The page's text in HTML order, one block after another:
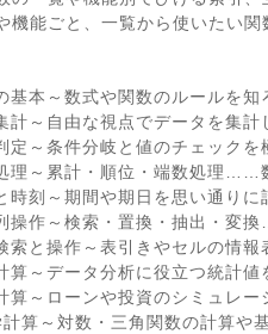
機能ごと、一覧から使いたい関
基本～数式や関数のルールを知
計～自由な視点でデータを集計
定～条件分岐と値のチェックを
理～累計・順位・端数処理……
時刻～期間や期日を思い通りに
操作～検索・置換・抽出・変
索と操作～表引きやセルの情報
算～データ分析に役立つ統計値
算～ローンや投資のシミュレー
算～対数・三角関数の計算や